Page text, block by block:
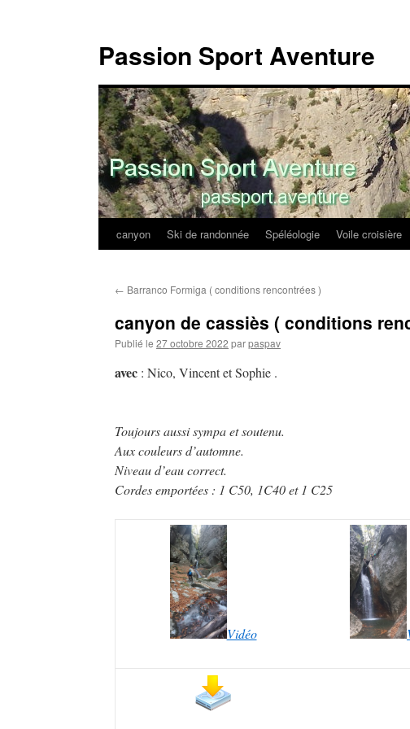
Passion Sport Aventure
Aller
contenu
canyon Ski de randonnée Spéléologie Voile croisière
← Barranco Formiga ( conditions rencontrées )
canyon de cassiès ( conditions
Publié le 27 octobre 2022 parpaspav
avec : Nico, Vincent et Sophie .
Toujours aussi sympa et soutenu.
Aux couleurs d’automne.
Niveau d’eau correct.
Cordes emportées : 1 C50, 1C40 et 1 C25
Vidéo